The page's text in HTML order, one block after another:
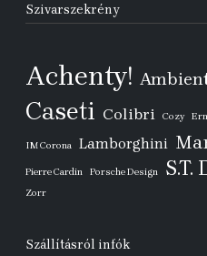
Szivarszekrény
Achenty!
Caseti Colibri Cozy
IM Corona Lamborghini
Pierre Cardin Porsche Design S.T.
Zorr
Szállításról infók